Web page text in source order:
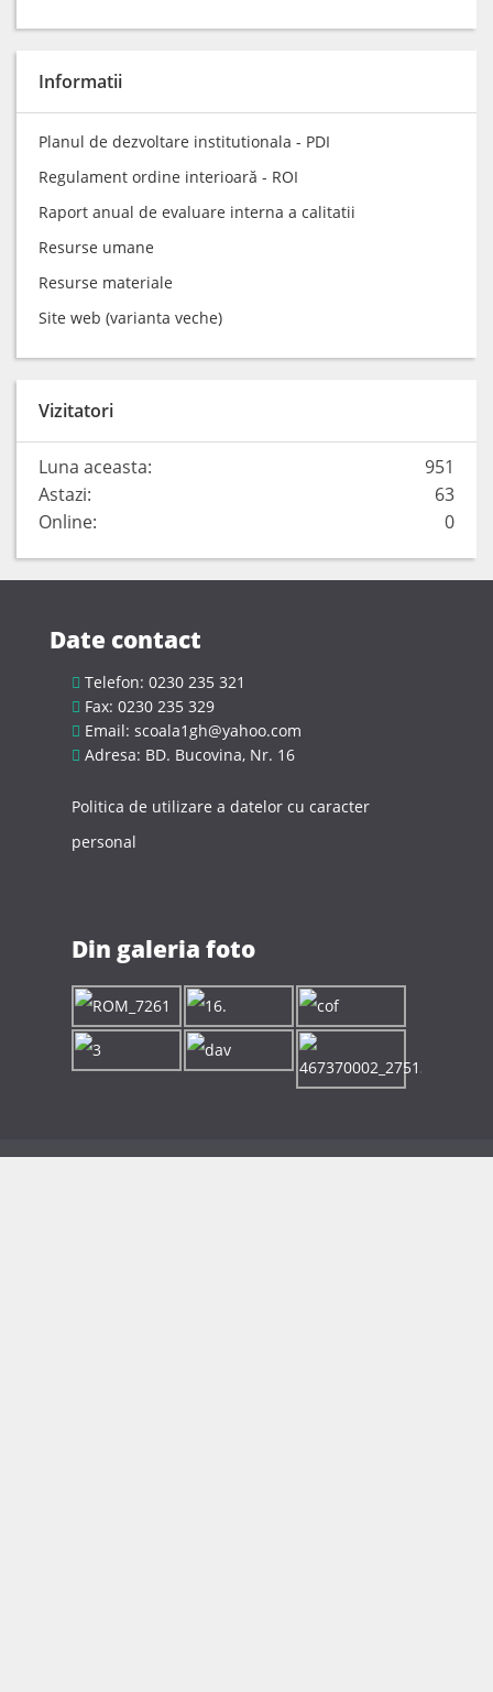
Informatii
Planul de dezvoltare institutionala - PDI
Regulament ordine interioară - ROI
Raport anual de evaluare interna a calitatii
Resurse umane
Resurse materiale
Site web (varianta veche)
Vizitatori
951
Luna aceasta:
63
Astazi:
0
Online:
Date contact
Telefon: 0230 235 321
Fax: 0230 235 329
Email: scoala1gh@yahoo.com
Adresa: BD. Bucovina, Nr. 16
Politica de utilizare a datelor cu caracter
personal
Din galeria foto